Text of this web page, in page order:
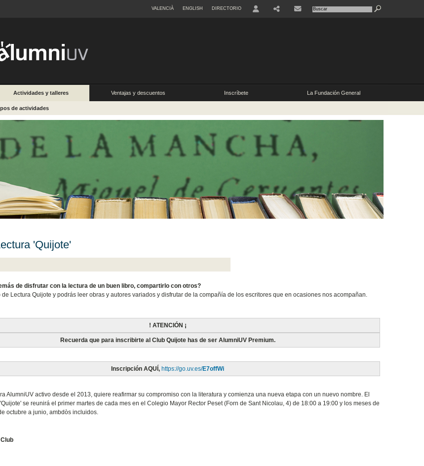
VALENCIÀ ENGLISH DIRECTORIO
Actividades y talleres Ventajas y descuentos Inscríbete La Fundación General
de actividades
'Quijote'
de disfrutar con la lectura de un buen libro, compartirlo con otros?
Lectura Quijote y podrás leer obras y autores variados y disfrutar de la compañía de los escritores que en ocasiones nos acompañan.
! ATENCIÓN ¡
Recuerda que para inscribirte al Club Quijote has de ser AlumniUV Premium.
Inscripción AQUÍ,https://go.uv.es/E7offWi
AlumniUV activo desde el 2013, quiere reafirmar su compromiso con la literatura y comienza una nueva etapa con un nuevo nombre. El
se reunirá el primer martes de cada mes en el Colegio Mayor Rector Peset (Forn de Sant Nicolau, 4) de 18:00 a 19:00 y los meses de
octubre a junio, ambdòs incluidos.